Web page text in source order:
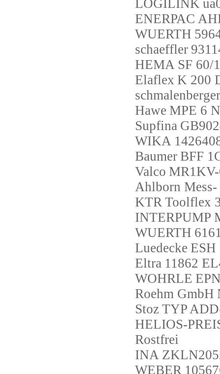
LOGILINK
ENERPAC
WUERTH
schaeffler
HEMA SF 60/
Elaflex K 200
schmalenberger
Hawe MPE 6
Supfina
WIKA
Baumer BFF
Valco
Ahlborn
KTR Toolflex
INTERPUMP
WUERTH
Luedecke
Eltra 11862
WOHRLE
Roehm GmbH
Stoz TYP
HELIOS-
Rostfrei
INA
WEBER